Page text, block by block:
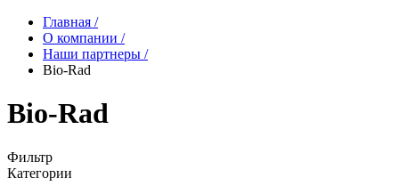
Главная /
О компании /
Наши партнеры /
Bio-Rad
Bio-Rad
Фильтр
Категории